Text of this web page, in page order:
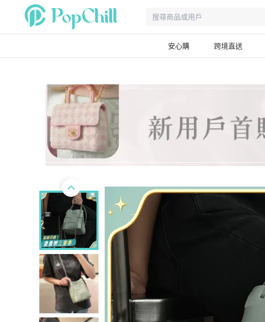
安心購 跨境直送